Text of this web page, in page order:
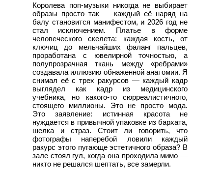
Королева поп-музыки никогда не выбирает
образы просто так — каждый её наряд на
балу становится манифестом, и 2026 год не
стал исключением. Платье в форме
человеческого скелета: каждая кость, от
ключиц до мельчайших фаланг пальцев,
проработана с ювелирной точностью, а
полупрозрачная ткань между «ребрами»
создавала иллюзию обнаженной анатомии. Я
снимал её с трех ракурсов — каждый кадр
выглядел как кадр из медицинского
учебника, но какого-то сюрреалистичного,
стоящего миллионы. Это не просто мода.
Это заявление: истинная красота не
нуждается в привычной упаковке из бархата,
шелка и страз. Стоит ли говорить, что
фотографы наперебой ловили каждый
ракурс этого пугающе эстетичного образа? В
зале стоял гул, когда она проходила мимо —
никто не решался шептать, все замерли.